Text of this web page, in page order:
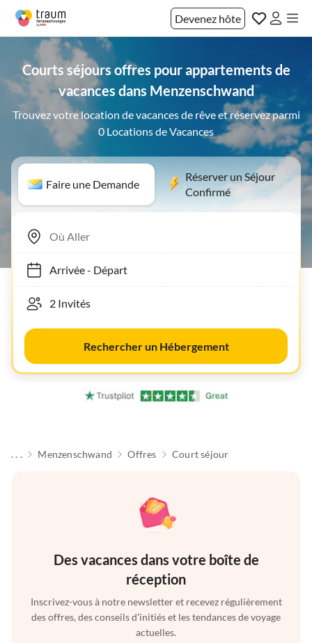
Devenez hôte
Courts séjours offres pour appartements de
vacances dans Menzenschwand
Trouvez votre location de vacances de rêve et réservez parmi
0 Locations de Vacances
Faire une Demande
Réserver un Séjour
Confirmé
Arrivée- Départ
Rechercher un Hébergement
. . . Menzenschwand Offres Court séjour
Des vacances dans votre boîte de
réception
Inscrivez-vous à notre newsletter et recevez régulièrement
des offres, des conseils d'initiés et les tendances de voyage
actuelles.